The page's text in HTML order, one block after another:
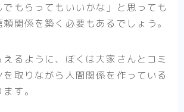
もらってもいいかな」と思っても
関係を築く必要もあるでしょう。
るように、ぼくは大家さんとコミ
を取りながら人間関係を作っている
す。